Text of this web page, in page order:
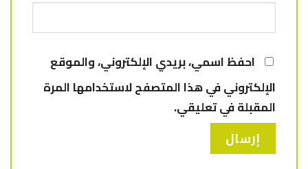
احفظ اسمي، بريدي الإلكتروني، والموقع
الإلكتروني في هذا المتصفح لاستخدامها المرة
المقبلة في تعليقي.